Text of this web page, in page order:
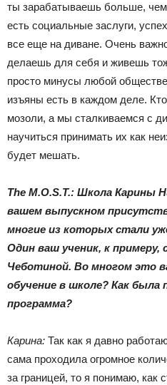
ты зарабатываешь больше,
есть социальные заслуги,
все еще на диване. Очень
делаешь для себя и живешь
просто минусы любой
изъяны есть в каждом деле.
мозоли, а мы сталкиваемся с
научиться принимать их как
будет мешать.
The M.O.S.T.: Школа Карины
вашем выпускном
многие из которых стали
Один ваш ученик, к
Чеботиной. Во многом это
обучение в школе? Как
программа?
Карина: Так как я давно
сама проходила огромное
за границей, то я понимаю, как